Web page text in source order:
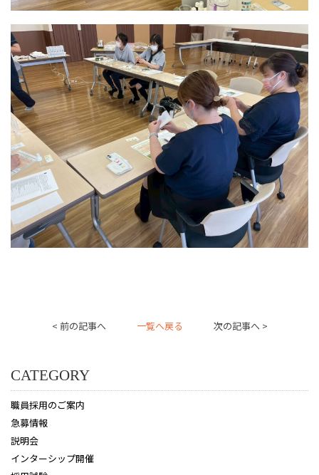
< 前の記事へ 一覧へ戻る 次の記事へ >
CATEGORY
職員採用のご案内
急募情報
説明会
インターシップ開催